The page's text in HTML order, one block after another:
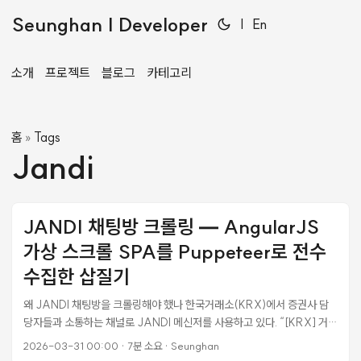
Seunghan | Developer | En
소개 프로젝트 블로그 카테고리
홈 » Tags
Jandi
JANDI 채팅방 크롤링 — AngularJS
가상 스크롤 SPA를 Puppeteer로 전수
수집한 삽질기
왜 JANDI 채팅방을 크롤링해야 했나 한국거래소(KRX)에서 증권사 담
당자들과 소통하는 채널로 JANDI 메신저를 사용하고 있다. “[KRX] 거래
시간 연장 및 장애대응 실시간 채팅"이라는 채팅방에서 400여 명의 증권
2026-03-31 00:00 · 7분 소요· Seunghan